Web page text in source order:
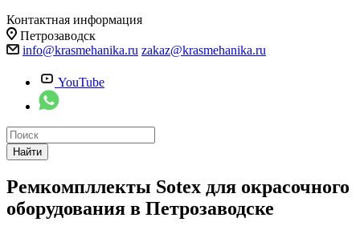
Контактная информация
Петрозаводск
info@krasmehanika.ru zakaz@krasmehanika.ru
YouTube
Найти
Ремкомпллекты Sotex для окрасочного
оборудования в Петрозаводске